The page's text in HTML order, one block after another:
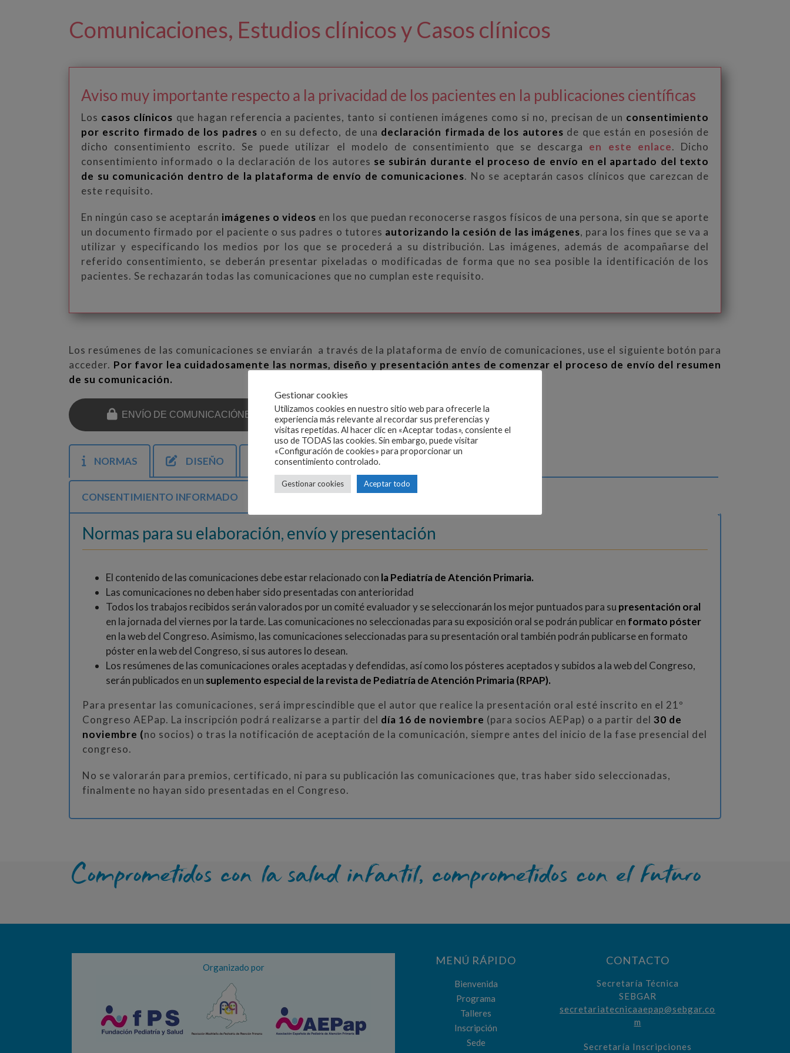
Comunicaciones, Estudios clínicos y Casos clínicos
Aviso muy importante respecto a la privacidad de los pacientes en la publicaciones científicas
Los casos clínicos que hagan referencia a pacientes, tanto si contienen imágenes como si no, precisan de un consentimiento
por escrito firmado de los padres o en su defecto, de una declaración firmada de los autores de que están en posesión de
dicho consentimiento escrito. Se puede utilizar el modelo de consentimiento que se descarga
en este enlace. Dicho
consentimiento informado o la declaración de los autores se subirán durante el proceso de envío en el apartado del texto
de su comunicación dentro de la plataforma de envío de comunicaciones. No se aceptarán casos clínicos que carezcan de
este requisito.
En ningún caso se aceptarán imágenes o videos en los que puedan reconocerse rasgos físicos de una persona, sin que se aporte
un documento firmado por el paciente o sus padres o tutores autorizando la cesión de las imágenes, para los fines que se va a
utilizar y especificando los medios por los que se procederá a su distribución. Las imágenes, además de acompañarse del
referido consentimiento, se deberán presentar pixeladas o modificadas de forma que no sea posible la identificación de los
pacientes. Se rechazarán todas las comunicaciones que no cumplan este requisito.
Los resúmenes de las comunicaciones se enviarán a través de la plataforma de envío de comunicaciones, use el siguiente botón para
acceder. Por favor lea cuidadosamente las normas, diseño y presentación antes de comenzar el proceso de envío del resumen
de su comunicación.
ENVÍO DE COMUNICACIÓNES CERRADO
NORMAS DISEÑO ENVÍO PRESENTACIÓN
CONSENTIMIENTO INFORMADO
Normas para su elaboración, envío y presentación
El contenido de las comunicaciones debe estar relacionado con la Pediatría de Atención Primaria.
Las comunicaciones no deben haber sido presentadas con anterioridad
Todos los trabajos recibidos serán valorados por un comité evaluador y se seleccionarán los mejor puntuados para su presentación oral
en la jornada del viernes por la tarde. Las comunicaciones no seleccionadas para su exposición oral se podrán publicar en formato póster
en la web del Congreso. Asimismo, las comunicaciones seleccionadas para su presentación oral también podrán publicarse en formato
póster en la web del Congreso, si sus autores lo desean.
Los resúmenes de las comunicaciones orales aceptadas y defendidas, así como los pósteres aceptados y subidos a la web del Congreso,
serán publicados en un suplemento especial de la revista de Pediatría de Atención Primaria (RPAP).
Para presentar las comunicaciones, será imprescindible que el autor que realice la presentación oral esté inscrito en el 21º
Congreso AEPap. La inscripción podrá realizarse a partir del día 16 de noviembre (para socios AEPap) o a partir del 30 de
noviembre (no socios) o tras la notificación de aceptación de la comunicación, siempre antes del inicio de la fase presencial del
congreso.
No se valorarán para premios, certificado, ni para su publicación las comunicaciones que, tras haber sido seleccionadas,
finalmente no hayan sido presentadas en el Congreso.
Organizado por
MENÚ RÁPIDO
Bienvenida
Programa
Talleres
Inscripción
Sede
CONTACTO
Secretaría Técnica
SEBGAR
secretariatecnicaaepap@sebgar.co
m
Secretaría Inscripciones
Gestionar cookies
Utilizamos cookies en nuestro sitio web para ofrecerle la
experiencia más relevante al recordar sus preferencias y
visitas repetidas. Al hacer clic en «Aceptar todas», consiente el
uso de TODAS las cookies. Sin embargo, puede visitar
«Configuración de cookies» para proporcionar un
consentimiento controlado.
Gestionar cookies Aceptar todo